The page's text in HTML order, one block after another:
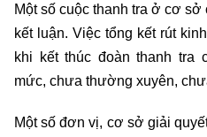
Một số cuộc thanh tra ở cơ
kết luận. Việc tổng kết rút
khi kết thúc đoàn thanh tra
mức, chưa thường xuyên,
Một số đơn vị, cơ sở giải